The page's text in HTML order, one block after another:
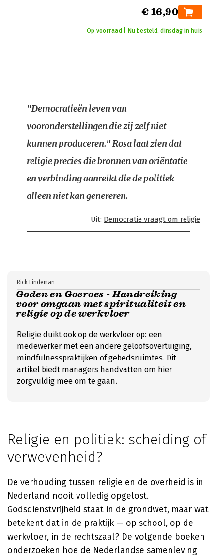
€ 16,90
Op voorraad | Nu besteld, dinsdag in huis
"Democratieën leven van
vooronderstellingen die zij zelf niet
kunnen produceren." Rosa laat zien dat
religie precies die bronnen van oriëntatie
en verbinding aanreikt die de politiek
alleen niet kan genereren.
Uit: Democratie vraagt om religie
Goden en Goeroes - Handreiking
voor omgaan met spiritualiteit en
religie op de werkvloer
Rick Lindeman
Religie duikt ook op de werkvloer op: een
medewerker met een andere geloofsovertuiging,
mindfulnesspraktijken of gebedsruimtes. Dit
artikel biedt managers handvatten om hier
zorgvuldig mee om te gaan.
Religie en politiek: scheiding of
verwevenheid?
De verhouding tussen religie en de overheid is in
Nederland nooit volledig opgelost.
Godsdienstvrijheid staat in de grondwet, maar wat
betekent dat in de praktijk — op school, op de
werkvloer, in de rechtszaal? De volgende boeken
onderzoeken hoe de Nederlandse samenleving